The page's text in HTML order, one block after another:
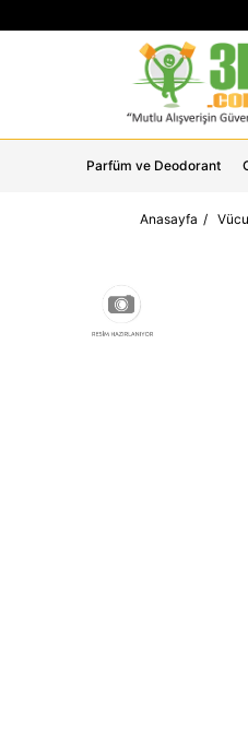
Parfüm ve Deodorant
Anasayfa